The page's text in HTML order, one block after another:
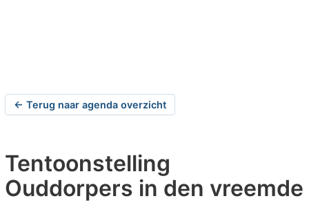
← Terug naar agenda overzicht
Tentoonstelling
Ouddorpers in den vreemde